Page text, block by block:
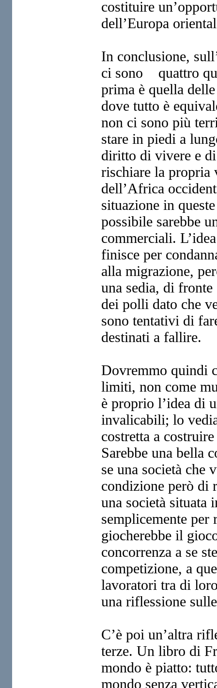
costituire
dell’Europa
In conclusione,
ci sono quattro
prima è quella
dove tutto è
non ci sono più
stare in piedi a
diritto di vivere e
rischiare la
dell’Africa
situazione in
possibile sarebbe
commerciali.
finisce per
alla migrazione,
una sedia, di
dei polli dato che
sono tentativi di
destinati a fallire.
Dovremmo quindi
limiti, non come
è proprio l’idea di
invalicabili; lo
costretta a
Sarebbe una bella
se una società che
condizione però di
una società situata
semplicemente
giocherebbe il
concorrenza a se
competizione, a
lavoratori tra di
una riflessione
C’è poi un’altra
terze. Un libro di
mondo è piatto:
mondo senza